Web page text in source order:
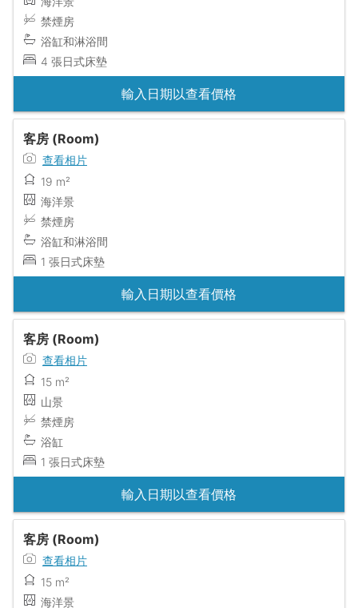
禁煙房
浴缸和淋浴間
4 張日式床墊
輸入日期以查看價格
客房 (Room)
查看相片
19 m²
海洋景
禁煙房
浴缸和淋浴間
1 張日式床墊
輸入日期以查看價格
客房 (Room)
查看相片
15 m²
山景
禁煙房
浴缸
1 張日式床墊
輸入日期以查看價格
客房 (Room)
查看相片
15 m²
海洋景